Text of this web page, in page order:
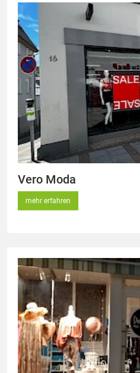
Vero Moda
mehr erfahren